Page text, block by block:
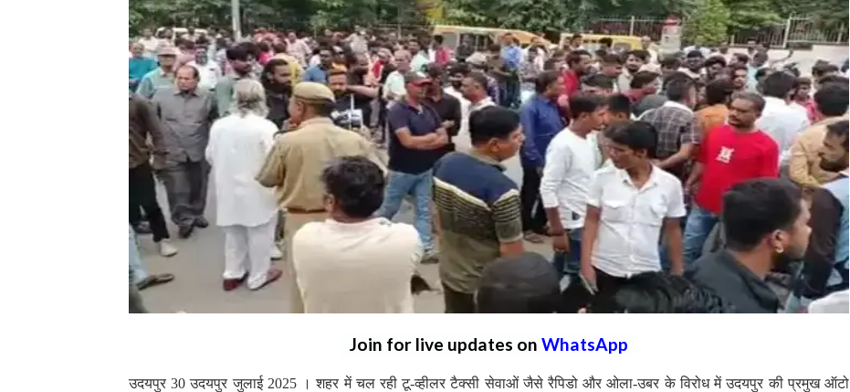
Join for live updates on WhatsApp
उदयपुर 30 उदयपुर जुलाई 2025 । शहर में चल रही टू-व्हीलर टैक्सी सेवाओं जैसे रैपिडो और ओला-उबर के विरोध में उदयपुर की प्रमुख ऑटो